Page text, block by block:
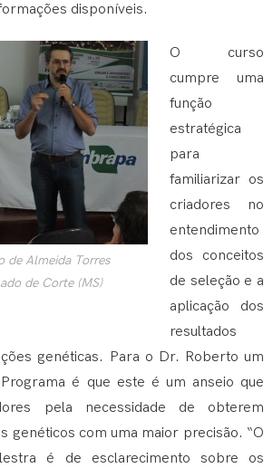
disponíveis.
de Almeida Torres
de Corte (MS)
O curso
cumpre uma
função
estratégica
para
familiarizar os
criadores no
entendimento
dos conceitos
de seleção e a
aplicação dos
resultados
genéticas. Para o Dr. Roberto um
é que este é um anseio que
pela necessidade de obterem
genéticos com uma maior precisão. “O
é de esclarecimento sobre os